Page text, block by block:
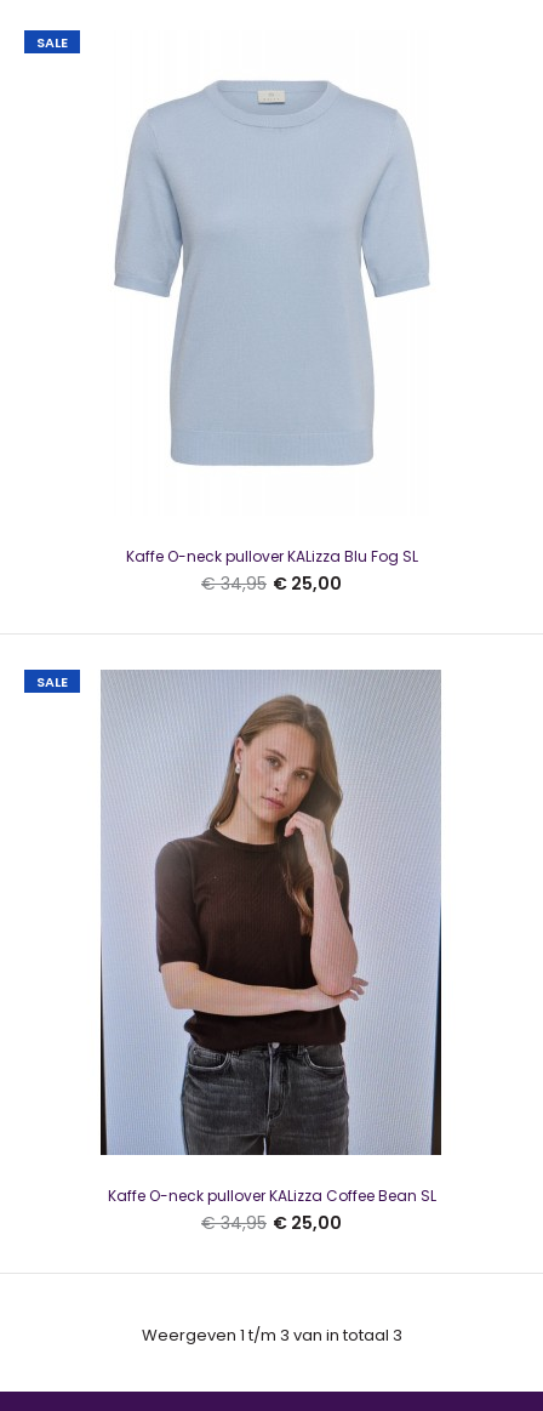
Kaffe O-neck pullover KALizza Aloe SLMooie trui van Kaffe in
de kleur groen Het model heeft een rond..
Kaffe O-neck pullover KALizza Blu Fog SL
€ 34,95 € 25,00
Kaffe O-neck pullover KALizza Blu Fog SLMooie trui van Kaffe
in de kleur lichtblauw. Het model heeft..
SALE
Kaffe O-neck pullover KALizza Blu Fog SL
€ 34,95 € 25,00
SALE
Kaffe O-neck pullover KALizza Coffee Bean SL
€ 34,95 € 25,00
Weergeven 1 t/m 3 van in totaal 3